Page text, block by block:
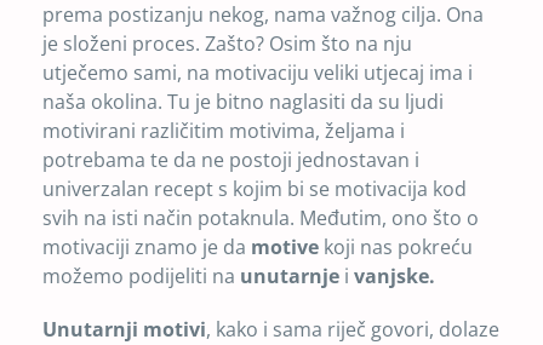
prema postizanju nekog, nama važnog cilja. Ona
je složeni proces. Zašto? Osim što na nju
utječemo sami, na motivaciju veliki utjecaj ima i
naša okolina. Tu je bitno naglasiti da su ljudi
motivirani različitim motivima, željama i
potrebama te da ne postoji jednostavan i
univerzalan recept s kojim bi se motivacija kod
svih na isti način potaknula. Međutim, ono što o
motivaciji znamo je da motive koji nas pokreću
možemo podijeliti na unutarnje i vanjske.
Unutarnji motivi, kako i sama riječ govori, dolaze